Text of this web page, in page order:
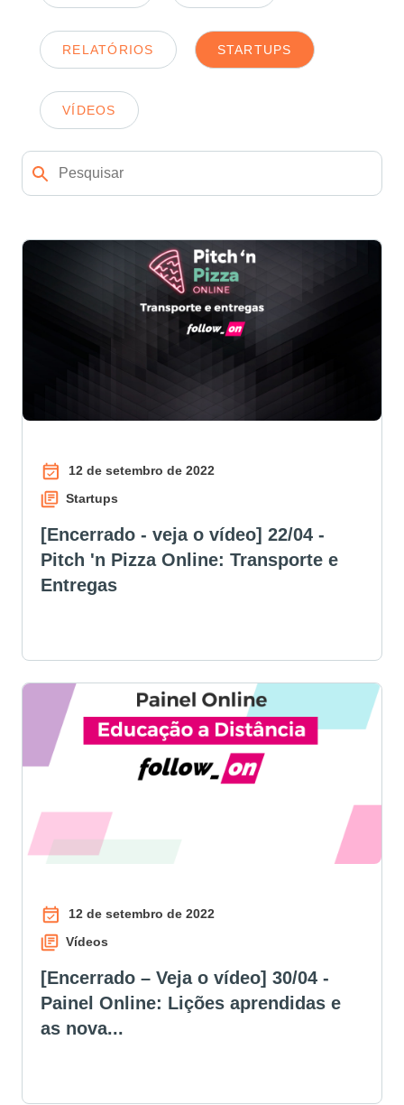
RELATÓRIOS STARTUPS
VÍDEOS
12 de setembro de 2022
Startups
[Encerrado - veja o vídeo] 22/04 -
Pitch 'n Pizza Online: Transporte e
Entregas
12 de setembro de 2022
Vídeos
[Encerrado – Veja o vídeo] 30/04 -
Painel Online: Lições aprendidas e
as nova...